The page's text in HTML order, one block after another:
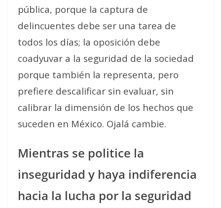
pública, porque la captura de
delincuentes debe ser una tarea de
todos los días; la oposición debe
coadyuvar a la seguridad de la sociedad
porque también la representa, pero
prefiere descalificar sin evaluar, sin
calibrar la dimensión de los hechos que
suceden en México. Ojalá cambie.
Mientras se politice la
inseguridad y haya indiferencia
hacia la lucha por la seguridad